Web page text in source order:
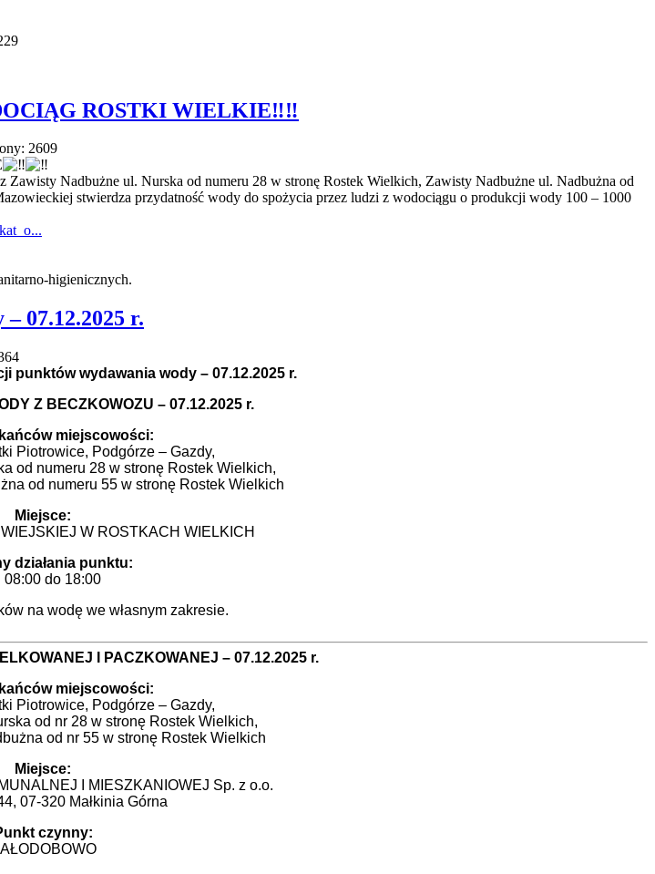
ROSTKI WIELKIE‼️‼️
2609
Nadbużne ul. Nurska od numeru 28 w stronę Rostek Wielkich, Zawisty Nadbużne ul. Nadbużna od
stwierdza przydatność wody do spożycia przez ludzi z wodociągu o produkcji wody 100 – 1000
higienicznych.
07.12.2025 r.
punktów wydawania wody – 07.12.2025 r.
Z BECZKOWOZU – 07.12.2025 r.
miejscowości:
Piotrowice, Podgórze – Gazdy,
od numeru 28 w stronę Rostek Wielkich,
od numeru 55 w stronę Rostek Wielkich
Miejsce:
W ROSTKACH WIELKICH
działania punktu:
08:00 do 18:00
na wodę we własnym zakresie.
I PACZKOWANEJ – 07.12.2025 r.
miejscowości:
Piotrowice, Podgórze – Gazdy,
od nr 28 w stronę Rostek Wielkich,
od nr 55 w stronę Rostek Wielkich
Miejsce:
I MIESZKANIOWEJ Sp. z o.o.
07-320 Małkinia Górna
czynny: